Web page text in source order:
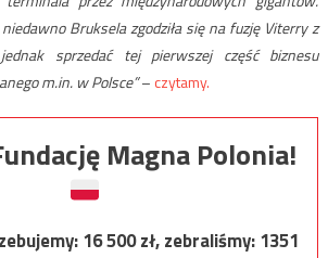
Bruksela zgodziła się na fuzję Viterry z
sprzedać tej pierwszej część biznesu
m.in. w Polsce”– czytamy.
Magna Polonia!
16 500zł, zebraliśmy:1351